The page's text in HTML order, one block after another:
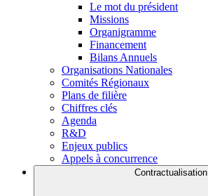
Le mot du président
Missions
Organigramme
Financement
Bilans Annuels
Organisations Nationales
Comités Régionaux
Plans de filière
Chiffres clés
Agenda
R&D
Enjeux publics
Appels à concurrence
Contractualisation